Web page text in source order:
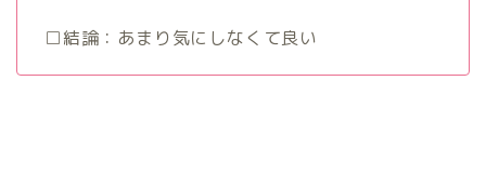
□結論：あまり気にしなくて良い